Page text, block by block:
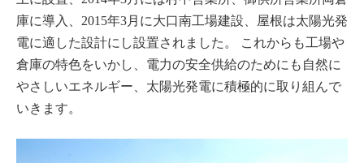
庫に導入、2015年3月に大口南工場建設、屋根は太陽光発
電に適した設計にし設置されました。 これからも工場や
倉庫の特色をいかし、電力の安全供給のためにも自然に
やさしいエネルギー、太陽光発電に積極的に取り組んで
いきます。